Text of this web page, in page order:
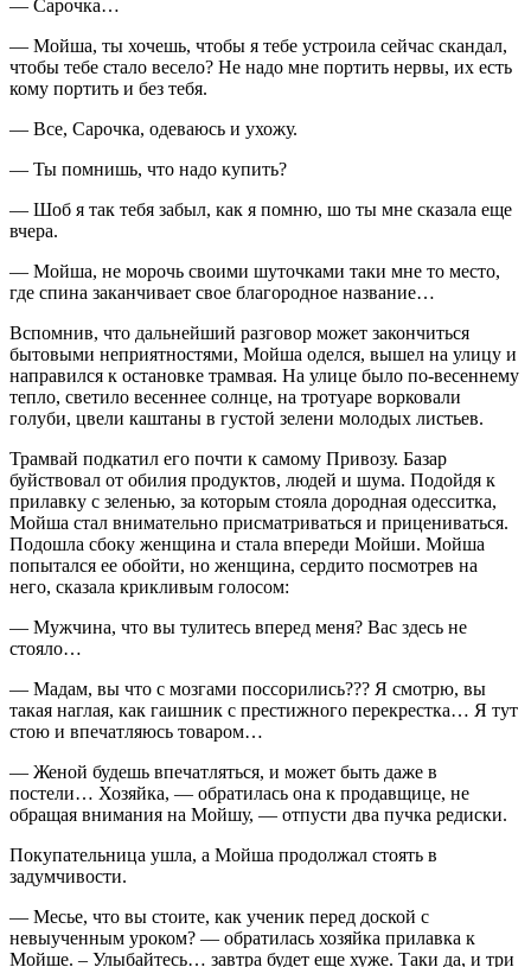
— Сарочка…
— Мойша, ты хочешь, чтобы я тебе устроила сейчас скандал,
чтобы тебе стало весело? Не надо мне портить нервы, их есть
кому портить и без тебя.
— Все, Сарочка, одеваюсь и ухожу.
— Ты помнишь, что надо купить?
— Шоб я так тебя забыл, как я помню, шо ты мне сказала еще
вчера.
— Мойша, не морочь своими шуточками таки мне то место,
где спина заканчивает свое благородное название…
Вспомнив, что дальнейший разговор может закончиться
бытовыми неприятностями, Мойша оделся, вышел на улицу и
направился к остановке трамвая. На улице было по-весеннему
тепло, светило весеннее солнце, на тротуаре ворковали
голуби, цвели каштаны в густой зелени молодых листьев.
Трамвай подкатил его почти к самому Привозу. Базар
буйствовал от обилия продуктов, людей и шума. Подойдя к
прилавку с зеленью, за которым стояла дородная одесситка,
Мойша стал внимательно присматриваться и прицениваться.
Подошла сбоку женщина и стала впереди Мойши. Мойша
попытался ее обойти, но женщина, сердито посмотрев на
него, сказала крикливым голосом:
— Мужчина, что вы тулитесь вперед меня? Вас здесь не
стояло…
— Мадам, вы что с мозгами поссорились??? Я смотрю, вы
такая наглая, как гаишник с престижного перекрестка… Я тут
стою и впечатляюсь товаром…
— Женой будешь впечатляться, и может быть даже в
постели… Хозяйка, — обратилась она к продавщице, не
обращая внимания на Мойшу, — отпусти два пучка редиски.
Покупательница ушла, а Мойша продолжал стоять в
задумчивости.
— Месье, что вы стоите, как ученик перед доской с
невыученным уроком? — обратилась хозяйка прилавка к
Мойше. – Улыбайтесь… завтра будет еще хуже. Таки да, и три